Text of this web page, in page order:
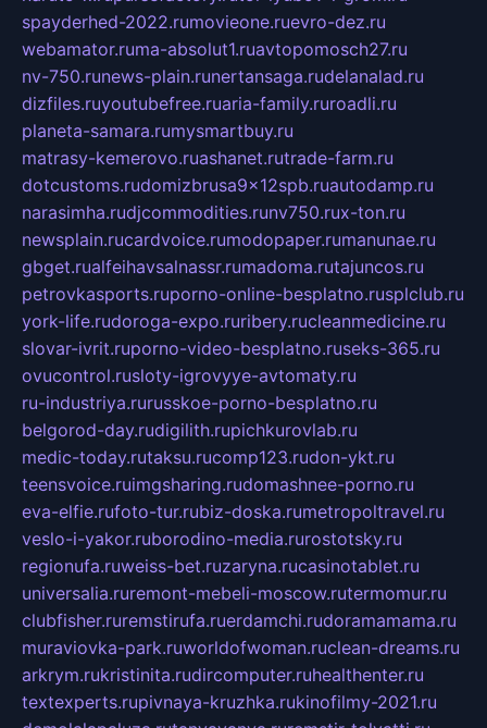
spayderhed-2022.rumovieone.ruevro-dez.ru
webamator.ruma-absolut1.ruavtopomosch27.ru
nv-750.runews-plain.runertansaga.rudelanalad.ru
dizfiles.ruyoutubefree.ruaria-family.ruroadli.ru
planeta-samara.rumysmartbuy.ru
matrasy-kemerovo.ruashanet.rutrade-farm.ru
dotcustoms.rudomizbrusa9x12spb.ruautodamp.ru
narasimha.rudjcommodities.runv750.rux-ton.ru
newsplain.rucardvoice.rumodopaper.rumanunae.ru
gbget.rualfeihavsalnassr.rumadoma.rutajuncos.ru
petrovkasports.ruporno-online-besplatno.rusplclub.ru
york-life.rudoroga-expo.ruribery.rucleanmedicine.ru
slovar-ivrit.ruporno-video-besplatno.ruseks-365.ru
ovucontrol.rusloty-igrovyye-avtomaty.ru
ru-industriya.rurusskoe-porno-besplatno.ru
belgorod-day.rudigilith.rupichkurovlab.ru
medic-today.rutaksu.rucomp123.rudon-ykt.ru
teensvoice.ruimgsharing.rudomashnee-porno.ru
eva-elfie.rufoto-tur.rubiz-doska.rumetropoltravel.ru
veslo-i-yakor.ruborodino-media.rurostotsky.ru
regionufa.ruweiss-bet.ruzaryna.rucasinotablet.ru
universalia.ruremont-mebeli-moscow.rutermomur.ru
clubfisher.ruremstirufa.ruerdamchi.rudoramamama.ru
muraviovka-park.ruworldofwoman.ruclean-dreams.ru
arkrym.rukristinita.rudircomputer.ruhealthenter.ru
textexperts.rupivnaya-kruzhka.rukinofilmy-2021.ru